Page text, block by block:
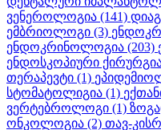
ვენეროლოგია (141)
ემბრიოლოგი (3)
ენდოკრინოლოგია (203)
ენდოსკოპიური
თერაპევტი (1)
სტომატოლიგია (1)
ვერტებროლოგი (1)
ონკოლოგია (2) თავ-